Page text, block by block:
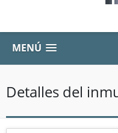
MENÚ
Detalles del